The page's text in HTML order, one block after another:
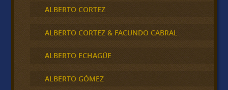
ALBERTO CORTEZ
ALBERTO CORTEZ & FACUNDO CABRAL
ALBERTO ECHAGÜE
ALBERTO GÓMEZ